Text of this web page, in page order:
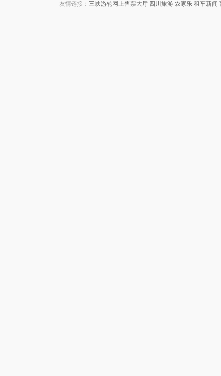
友情链接： 三峡游轮网上售票大厅 四川旅游 农家乐 租车新闻